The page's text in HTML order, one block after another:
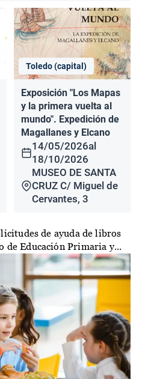
Toledo (capital)
Exposición "Los Mapas
y la primera vuelta al
mundo". Expedición de
Magallanes y Elcano
14/05/2026al
18/10/2026
MUSEO DE SANTA
CRUZ C/ Miguel de
Cervantes, 3
de ayuda de libros
de Educación Primaria y...